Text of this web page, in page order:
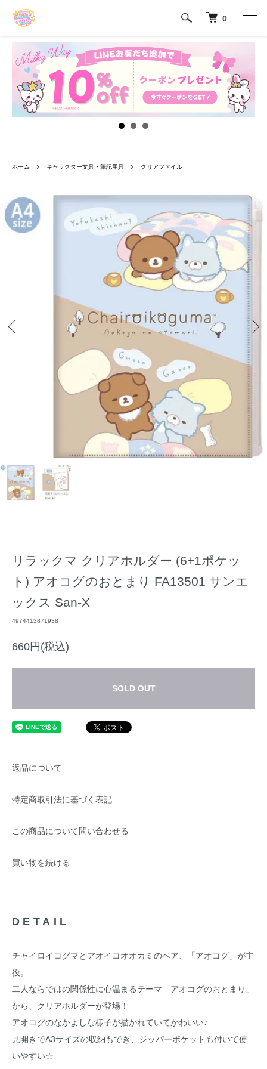
0
ホーム キャラクター文具・筆記用具 クリアファイル
リラックマ クリアホルダー (6+1ポケッ
ト) アオコグのおとまり FA13501 サンエ
ックス San-X
4974413871938
660円(税込)
SOLD OUT
返品について
特定商取引法に基づく表記
この商品について問い合わせる
買い物を続ける
DETAIL
チャイロイコグマとアオイコオオカミのペア、「アオコグ」が主
役。
二人ならではの関係性に心温まるテーマ「アオコグのおとまり」
から、クリアホルダーが登場！
アオコグのなかよしな様子が描かれていてかわいい♪
見開きでA3サイズの収納もでき、ジッパーポケットも付いて使
いやすい☆